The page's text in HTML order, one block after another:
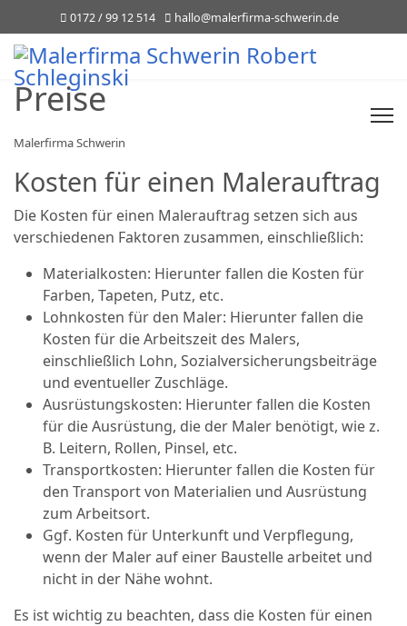
0172 / 99 12 514 hallo@malerfirma-schwerin.de
Preise
Malerfirma Schwerin
Kosten für einen Malerauftrag
Die Kosten für einen Malerauftrag setzen sich aus
verschiedenen Faktoren zusammen, einschließlich:
Materialkosten: Hierunter fallen die Kosten für
Farben, Tapeten, Putz, etc.
Lohnkosten für den Maler: Hierunter fallen die
Kosten für die Arbeitszeit des Malers,
einschließlich Lohn, Sozialversicherungsbeiträge
und eventueller Zuschläge.
Ausrüstungskosten: Hierunter fallen die Kosten
für die Ausrüstung, die der Maler benötigt, wie z.
B. Leitern, Rollen, Pinsel, etc.
Transportkosten: Hierunter fallen die Kosten für
den Transport von Materialien und Ausrüstung
zum Arbeitsort.
Ggf. Kosten für Unterkunft und Verpflegung,
wenn der Maler auf einer Baustelle arbeitet und
nicht in der Nähe wohnt.
Es ist wichtig zu beachten, dass die Kosten für einen